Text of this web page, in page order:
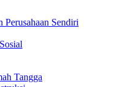
Perusahaan Sendiri
Tangga